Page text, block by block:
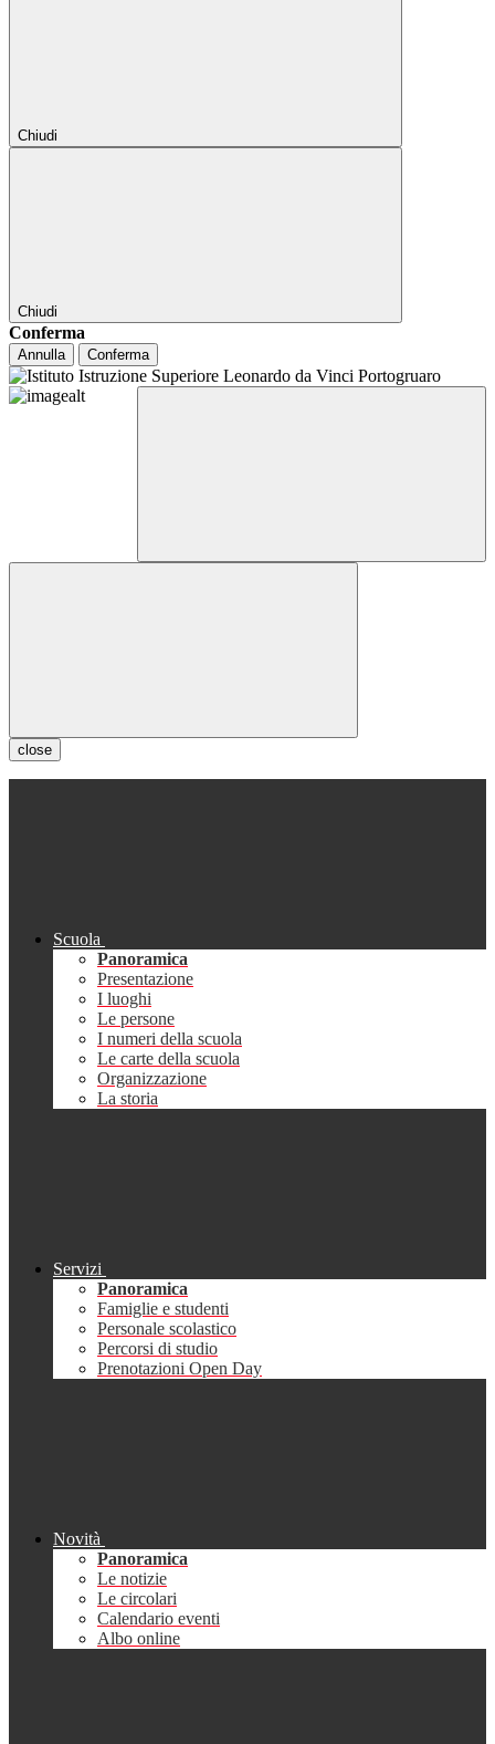
Chiudi
Chiudi
Conferma
Annulla Conferma
close
Scuola
Panoramica
Presentazione
I luoghi
Le persone
I numeri della scuola
Le carte della scuola
Organizzazione
La storia
Servizi
Panoramica
Famiglie e studenti
Personale scolastico
Percorsi di studio
Prenotazioni Open Day
Novità
Panoramica
Le notizie
Le circolari
Calendario eventi
Albo online